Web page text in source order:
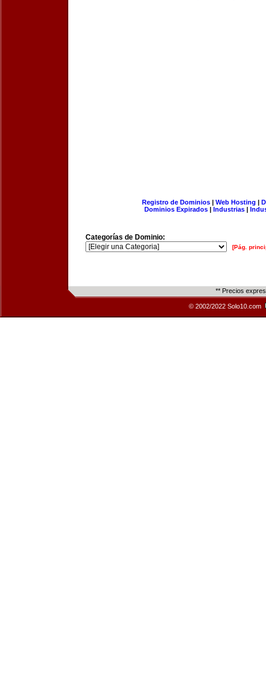
Registro de Dominios| Web Hosting |
Dominios Expirados | Industrias |
Categorías de Dominio:
[Pág.
** Precios
© 2002/2022 Solo10.com